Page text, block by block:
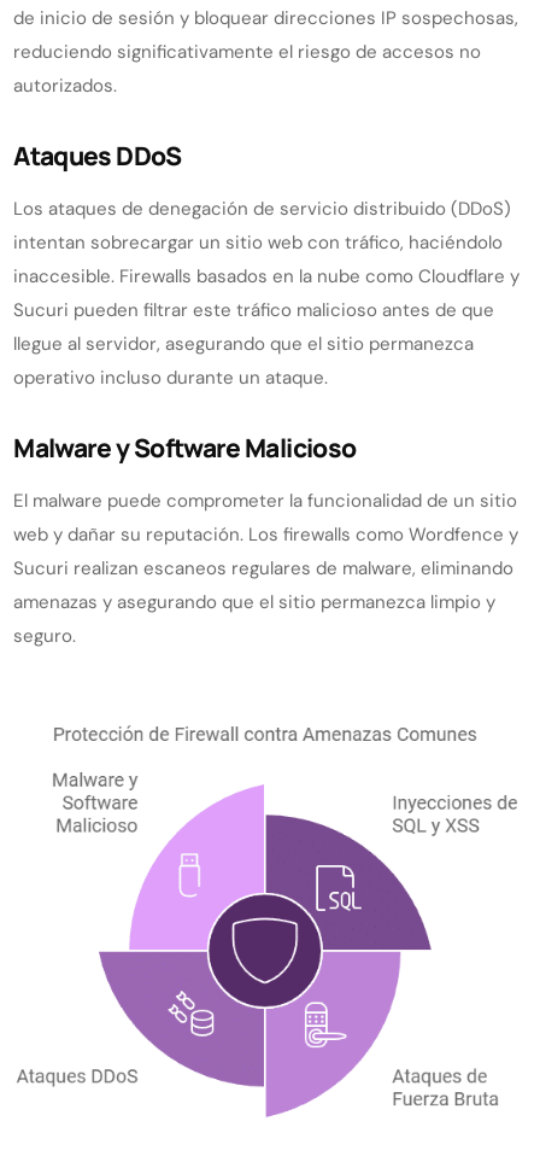
de inicio de sesión y bloquear direcciones IP sospechosas,
reduciendo significativamente el riesgo de accesos no
autorizados.
Ataques DDoS
Los ataques de denegación de servicio distribuido (DDoS)
intentan sobrecargar un sitio web con tráfico, haciéndolo
inaccesible. Firewalls basados en la nube como Cloudflare y
Sucuri pueden filtrar este tráfico malicioso antes de que
llegue al servidor, asegurando que el sitio permanezca
operativo incluso durante un ataque.
Malware y Software Malicioso
El malware puede comprometer la funcionalidad de un sitio
web y dañar su reputación. Los firewalls como Wordfence y
Sucuri realizan escaneos regulares de malware, eliminando
amenazas y asegurando que el sitio permanezca limpio y
seguro.